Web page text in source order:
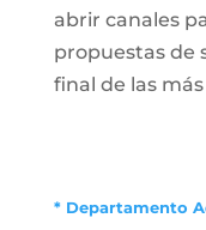
abrir canales
propuestas de
final de las más
* Departamento